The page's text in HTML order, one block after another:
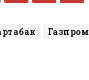
Газпром